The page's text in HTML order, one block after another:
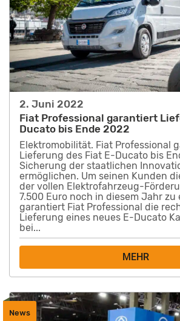
2. Juni 2022
Fiat Professional garantiert
Ducato bis Ende 2022
Elektromobilität. Fiat Professional
Lieferung des Fiat E-Ducato bis
Sicherung der staatlichen
ermöglichen. Um seinen Kunden
der vollen Elektrofahrzeug-
7.500 Euro noch in diesem Jahr zu
garantiert Fiat Professional die
Lieferung eines neues E-Ducato
bei...
MEHR
News